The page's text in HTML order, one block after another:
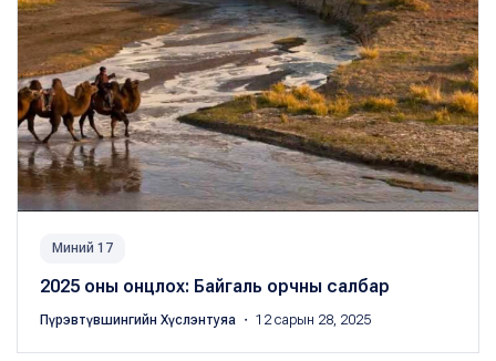
Миний 17
2025 оны онцлох: Байгаль орчны салбар
Пүрэвтүвшингийн Хүслэнтуяа ・ 12 сарын 28, 2025